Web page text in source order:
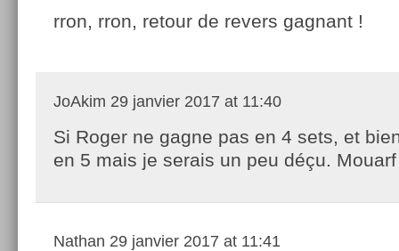
rron, rron, retour de revers gagnant !
JoAkim 29 janvier 2017 at 11:40
Si Roger ne gagne pas en 4 sets, et
en 5 mais je serais un peu déçu.
Nathan 29 janvier 2017 at 11:41